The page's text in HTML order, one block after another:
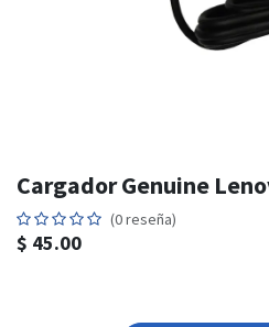
Cargador Genuine
(0 reseña)
$ 45.00